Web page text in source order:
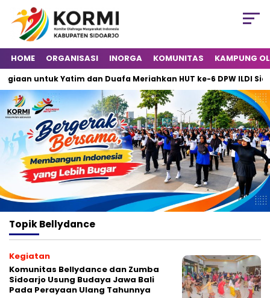
HOME ORGANISASI INORGA KOMUNITAS KAMPUNG
untuk Yatim dan Duafa Meriahkan HUT ke-6 DPW ILDI
TopikBellydance
Kegiatan
Komunitas Bellydance dan Zumba
Sidoarjo Usung Budaya Jawa Bali
Pada Perayaan Ulang Tahunnya